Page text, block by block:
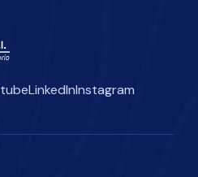
LinkedInInstagram